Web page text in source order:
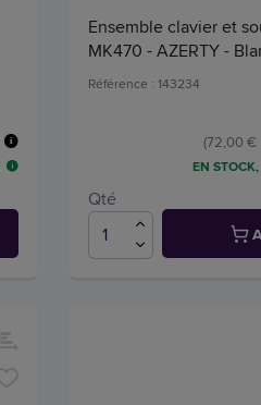
Ensemble clavier et
MK470 - AZERTY -
Référence : 143234
(72,00 €
EN
Qté